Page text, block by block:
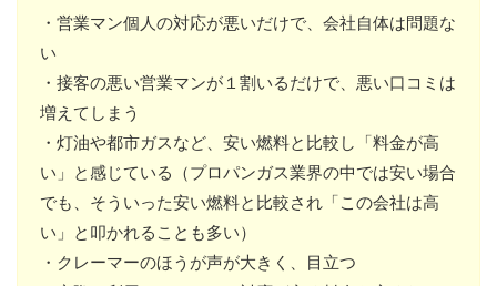
・営業マン個人の対応が悪いだけで、会社自体は問題な
い
・接客の悪い営業マンが１割いるだけで、悪い口コミは
増えてしまう
・灯油や都市ガスなど、安い燃料と比較し「料金が高
い」と感じている（プロパンガス業界の中では安い場合
でも、そういった安い燃料と比較され「この会社は高
い」と叩かれることも多い）
・クレーマーのほうが声が大きく、目立つ